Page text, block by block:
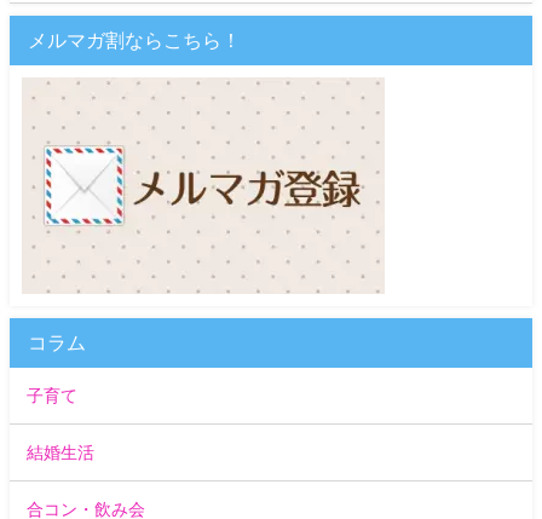
メルマガ割ならこちら！
コラム
子育て
結婚生活
合コン・飲み会